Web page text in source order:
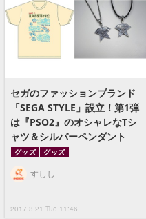
セガのファッションブランド
「SEGA STYLE」設立！第1弾
は『PSO2』のオシャレなTシ
ャツ＆シルバーペンダント
グッズ グッズ
2017.3.21 Tue 11:46
すしし